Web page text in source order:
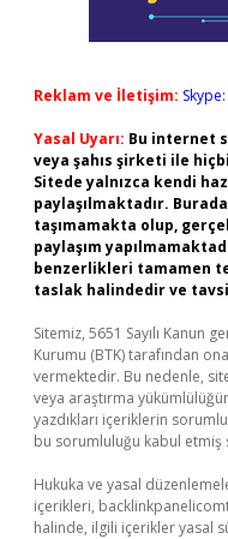
Reklam ve İletişim:
Yasal Uyarı: Bu internet
veya şahıs şirketi ile
Sitede yalnızca kendi
paylaşılmaktadır.
taşımamakta olup,
paylaşım
benzerlikleri tamamen
taslak halindedir ve
Sitemiz, 5651 Sayılı Kanun
Kurumu (BTK) tarafından
vermektedir. Bu nedenle,
veya araştırma
yazdıkları içeriklerin
bu sorumluluğu kabul etmiş
Hukuka ve yasal
içerikleri,
halinde, ilgili içerikler yasal